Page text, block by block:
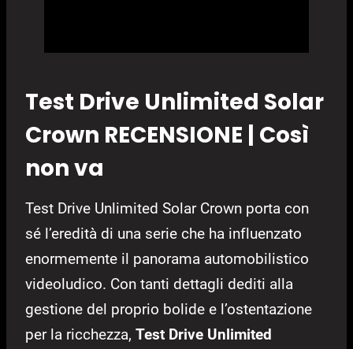
Test Drive Unlimited Solar
Crown RECENSIONE | Così
non va
Test Drive Unlimited Solar Crown porta con
sé l’eredità di una serie che ha influenzato
enormemente il panorama automobilistico
videoludico. Con tanti dettagli dediti alla
gestione del proprio bolide e l’ostentazione
per la ricchezza, Test Drive Unlimited